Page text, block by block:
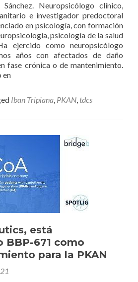
Neuropsicólogo clínico,
e investigador predoctoral
en psicología, con formación
psicología de la salud
ejercido como neuropsicólogo
años con afectados de daño
fase crónica o de mantenimiento.
en
Iban Tripiana, PKAN, tdcs
está
BBP-671 como
para la PKAN